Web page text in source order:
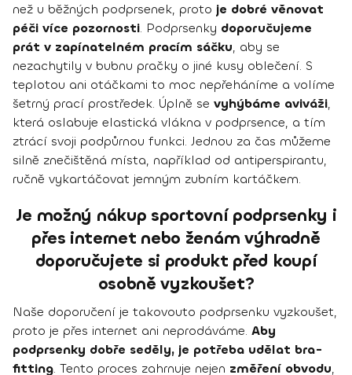
než u běžných podprsenek, proto je dobré věnovat
péči více pozornosti. Podprsenky doporučujeme
prát v zapínatelném pracím sáčku, aby se
nezachytily v bubnu pračky o jiné kusy oblečení. S
teplotou ani otáčkami to moc nepřeháníme a volíme
šetrný prací prostředek. Úplně se vyhýbáme aviváži,
která oslabuje elastická vlákna v podprsence, a tím
ztrácí svoji podpůrnou funkci. Jednou za čas můžeme
silně znečištěná místa, například od antiperspirantu,
ručně vykartáčovat jemným zubním kartáčkem.
Je možný nákup sportovní podprsenky i
přes internet nebo ženám výhradně
doporučujete si produkt před koupí
osobně vyzkoušet?
Naše doporučení je takovouto podprsenku vyzkoušet,
proto je přes internet ani neprodáváme. Aby
podprsenky dobře seděly, je potřeba udělat bra-
fitting. Tento proces zahrnuje nejen změření obvodu,